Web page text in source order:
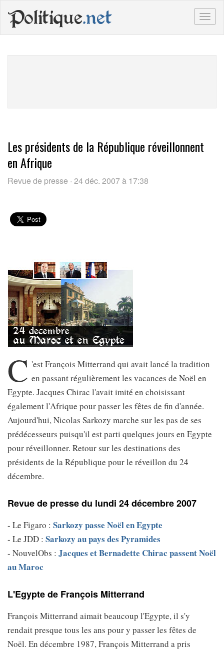
Politique.net
Les présidents de la République réveillonnent
en Afrique
Revue de presse · 24 déc. 2007 à 17:38
C 'est François Mitterrand qui avait lancé la tradition
en passant régulièrement les vacances de Noël en
Egypte. Jacques Chirac l'avait imité en choisissant
également l'Afrique pour passer les fêtes de fin d'année.
Aujourd'hui, Nicolas Sarkozy marche sur les pas de ses
prédécesseurs puisqu'il est parti quelques jours en Egypte
pour réveillonner. Retour sur les destinations des
présidents de la République pour le réveillon du 24
décembre.
Revue de presse du lundi 24 décembre 2007
- Le Figaro : Sarkozy passe Noël en Egypte
- Le JDD : Sarkozy au pays des Pyramides
- NouvelObs : Jacques et Bernadette Chirac passent Noël
au Maroc
L'Egypte de François Mitterrand
François Mitterrand aimait beaucoup l'Egypte, il s'y
rendait presque tous les ans pour y passer les fêtes de
Noël. En décembre 1987, François Mitterrand a pris